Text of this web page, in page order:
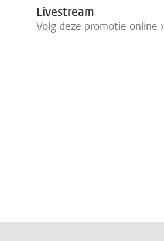
Livestream
Volg deze promotie online ›